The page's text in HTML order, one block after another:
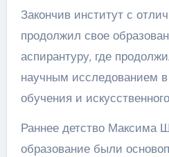
Закончив институт с
продолжил свое
аспирантуру, где
научным исследованием
обучения и
Раннее детство Максима
образование были